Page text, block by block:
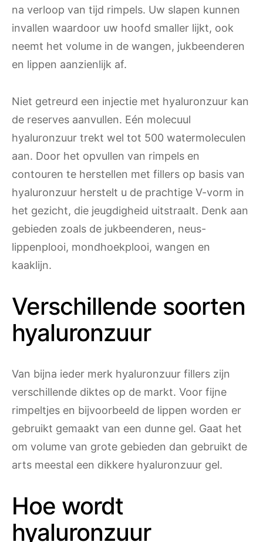
na verloop van tijd rimpels. Uw slapen kunnen
invallen waardoor uw hoofd smaller lijkt, ook
neemt het volume in de wangen, jukbeenderen
en lippen aanzienlijk af.
Niet getreurd een injectie met hyaluronzuur kan
de reserves aanvullen. Eén molecuul
hyaluronzuur trekt wel tot 500 watermoleculen
aan. Door het opvullen van rimpels en
contouren te herstellen met fillers op basis van
hyaluronzuur herstelt u de prachtige V-vorm in
het gezicht, die jeugdigheid uitstraalt. Denk aan
gebieden zoals de jukbeenderen, neus-
lippenplooi, mondhoekplooi, wangen en
kaaklijn.
Verschillende soorten
hyaluronzuur
Van bijna ieder merk hyaluronzuur fillers zijn
verschillende diktes op de markt. Voor fijne
rimpeltjes en bijvoorbeeld de lippen worden er
gebruikt gemaakt van een dunne gel. Gaat het
om volume van grote gebieden dan gebruikt de
arts meestal een dikkere hyaluronzuur gel.
Hoe wordt
hyaluronzuur